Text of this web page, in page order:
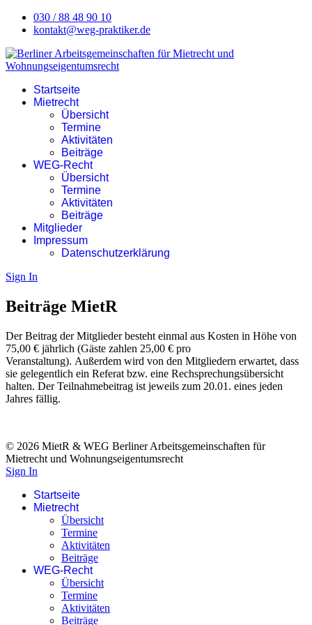
030 / 88 48 90 10
kontakt@weg-praktiker.de
Startseite
Mietrecht
Übersicht
Termine
Aktivitäten
Beiträge
WEG-Recht
Übersicht
Termine
Aktivitäten
Beiträge
Mitglieder
Impressum
Datenschutzerklärung
Sign In
Beiträge MietR
Der Beitrag der Mitglieder besteht einmal aus Kosten in Höhe von
75,00 € jährlich (Gäste zahlen 25,00 € pro
Veranstaltung). Außerdem wird von den Mitgliedern erwartet, dass
sie gelegentlich ein Referat bzw. eine Rechsprechungsübersicht
halten. Der Teilnahmebeitrag ist jeweils zum 20.01. eines jeden
Jahres fällig.
© 2026 MietR & WEG Berliner Arbeitsgemeinschaften für
Mietrecht und Wohnungseigentumsrecht
Sign In
Startseite
Mietrecht
Übersicht
Termine
Aktivitäten
Beiträge
WEG-Recht
Übersicht
Termine
Aktivitäten
Beiträge